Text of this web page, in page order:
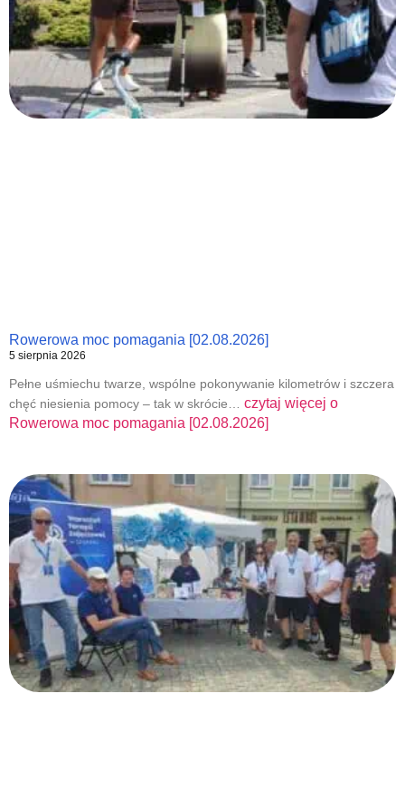
Rowerowa moc pomagania [02.08.2026]
5 sierpnia 2026
Pełne uśmiechu twarze, wspólne pokonywanie kilometrów i szczera
chęć niesienia pomocy – tak w skrócie… czytaj więcej o
Rowerowa moc pomagania [02.08.2026]